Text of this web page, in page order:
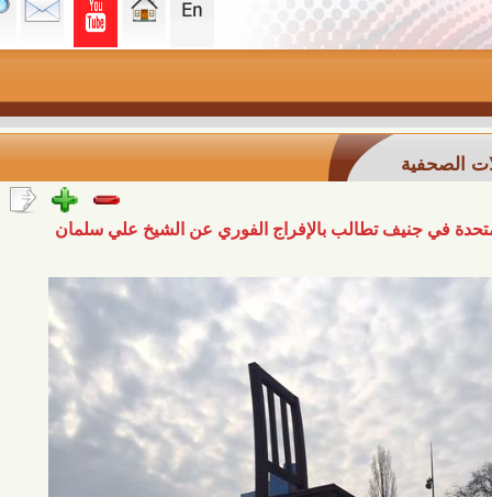
تطالب بالإفراج الفوري عن الشيخ علي سلمان